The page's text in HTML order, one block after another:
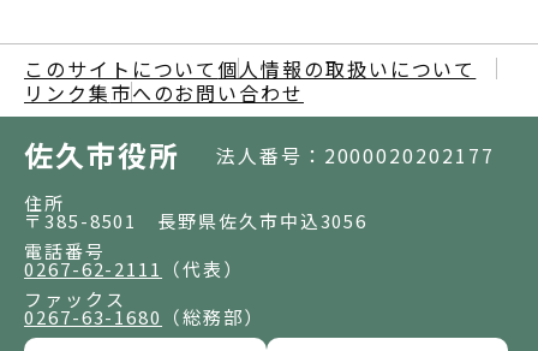
このサイトについて 個人情報の取扱いについて
リンク集市へのお問い合わせ
佐久市役所 法人番号：2000020202177
住所
〒385-8501 長野県佐久市中込3056
電話番号
0267-62-2111
（代表）
ファックス
0267-63-1680 （総務部）